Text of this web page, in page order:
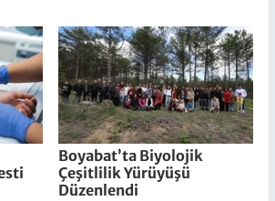
Boyabat’ta Biyolojik
Çeşitlilik Yürüyüşü
Düzenlendi